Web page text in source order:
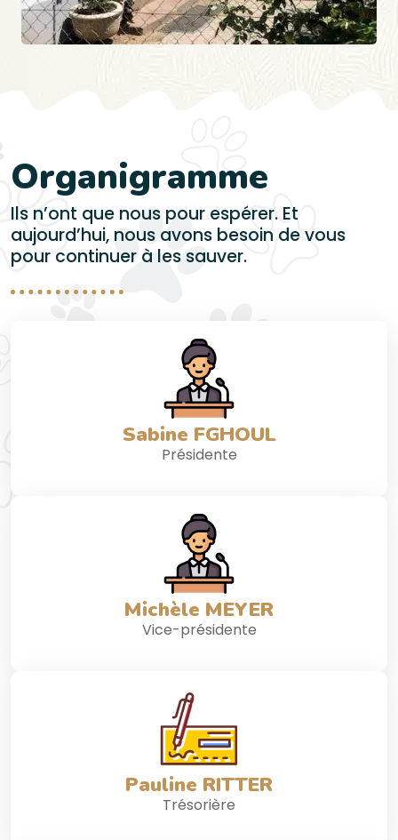
Organigramme
Ils n’ont que nous pour espérer. Et
aujourd’hui, nous avons besoin de vous
pour continuer à les sauver.
Sabine FGHOUL
Présidente
Michèle MEYER
Vice-présidente
Pauline RITTER
Trésorière